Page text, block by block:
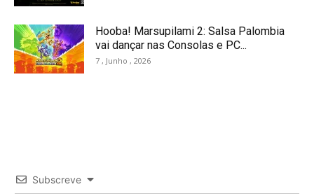
Hooba! Marsupilami 2: Salsa Palombia
vai dançar nas Consolas e PC...
7 , Junho , 2026
Subscreve